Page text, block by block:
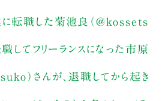
転職した菊池良（@kossets
してフリーランスになった市原
）さんが、退職してから起き